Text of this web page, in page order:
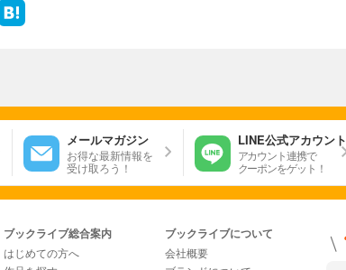
メールマガジン
お得な最新情報を
受け取ろう！
LINE公式アカウント
アカウント連携で
クーポンをゲット！
ブックライブ総合案内
はじめての方へ
ブックライブについて
会社概要